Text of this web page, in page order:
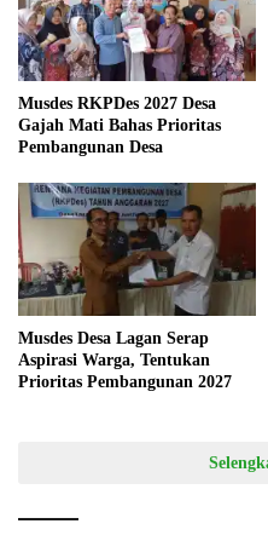
Musdes RKPDes 2027 Desa
Gajah Mati Bahas Prioritas
Pembangunan Desa
Musdes Desa Lagan Serap
Aspirasi Warga, Tentukan
Prioritas Pembangunan 2027